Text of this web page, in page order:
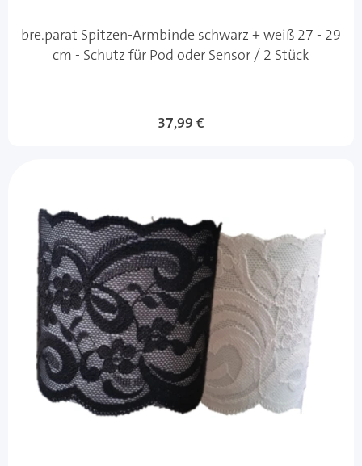
bre.parat Spitzen-Armbinde schwarz + weiß 27 - 29
cm - Schutz für Pod oder Sensor / 2 Stück
37,99 €